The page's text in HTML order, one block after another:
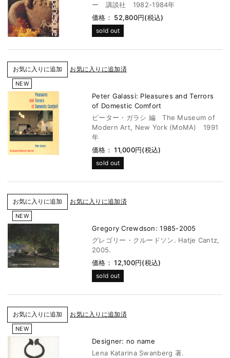
ー 講談社 1982-1984年
価格： 52,800円(税込)
sold out
お気に入りに追加済
NEW
Peter Galassi: Pleasures and Terrors
of Domestic Comfort
ピーター・ガラシ 編 The Museum of
Modern Art, New York (MoMA) 1991
年
価格： 11,000円(税込)
sold out
お気に入りに追加済
NEW
Gregory Crewdson: 1985-2005
グレゴリー・クルードソン. Hatje Cantz,
2005.
価格： 12,100円(税込)
sold out
お気に入りに追加済
NEW
Designer: no name
Lena Katarina Swanberg 著.